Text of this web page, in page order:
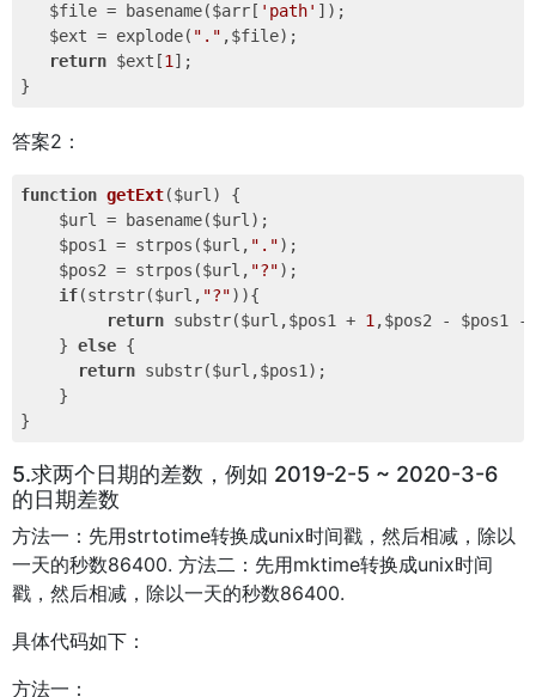
   $file = basename($arr[
'path' ]);
   $ext = explode(
"." ,$file);
return $ext[1 ];
答案2：
function getExt($url)
{
    $url = basename($url);
    $pos1 = strpos($url,
".");
    $pos2 = strpos($url,
"?");
if(strstr($url, "?")){
return substr($url,$pos1 + 1 ,$pos2 - $pos1 -
    }
else {
return substr($url,$pos1);
    }
5.求两个日期的差数，例如 2019-2-5 ~ 2020-3-6
的日期差数
方法一：先用strtotime转换成unix时间戳，然后相减，除以
一天的秒数86400. 方法二：先用mktime转换成unix时间
戳，然后相减，除以一天的秒数86400.
具体代码如下：
方法一：